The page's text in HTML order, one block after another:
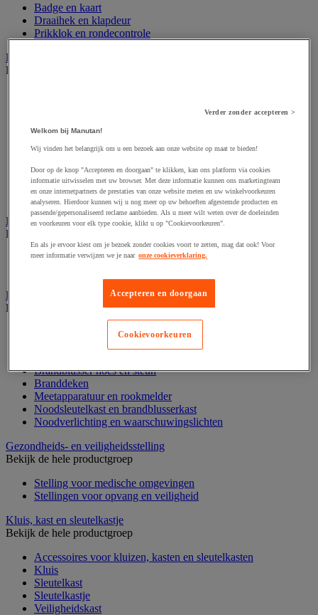
Badge en kaart
Draaihek en klapdeur
Prikklok en rondecontrole
Barrière- en beschermingspaal
Bekijk de hele productgroep
Afzetpaal met koord
Beschermende afscherming
Modulaire afscherming
Muurhouder met riem
Signaalketting
Bescherming en demper
Bekijk de hele productgroep
Hoek en profiel
Brandpreventie
Bekijk de hele productgroep
Brandblusser hoes en steun
Branddeken
Meetapparatuur en rookmelder
Noodsleutelkast en brandblusserkast
Noodverlichting en waarschuwingslichten
Gezondheids- en veiligheidsstelling
Bekijk de hele productgroep
Stelling voor medische omgevingen
Stellingen voor opvang en veiligheid
Kluis, kast en sleutelkastje
Bekijk de hele productgroep
Accessoires voor kluizen, kasten en sleutelkasten
Kluis
Sleutelkast
Sleutelkastje
Veiligheidskast
Verder zonder accepteren >
Welkom bij Manutan!
Wij vinden het belangrijk om u een bezoek aan onze website op maat te bieden!
Door op de knop "Accepteren en doorgaan" te klikken, kan ons platform via cookies
informatie uitwisselen met uw browser. Met deze informatie kunnen ons marketingteam
en onze internetpartners de prestaties van onze website meten en uw winkelvoorkeuren
analyseren. Hierdoor kunnen wij u nog meer op uw behoeften afgestemde producten en
passende/gepersonaliseerd reclame aanbieden. Als u meer wilt weten over de doeleinden
en voorkeuren voor elk type cookie, klikt u op "Cookievoorkeuren".
En als je ervoor kiest om je bezoek zonder cookies voort te zetten, mag dat ook! Voor
meer informatie verwijzen we je naar onze cookieverklaring.
Accepteren en doorgaan
Cookievoorkeuren